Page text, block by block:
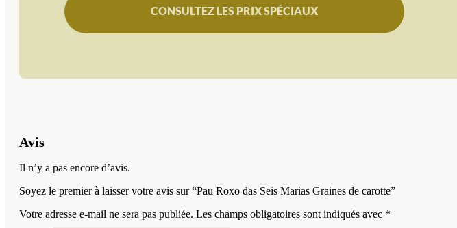
CONSULTEZ LES PRIX SPÉCIAUX
Avis
Il n’y a pas encore d’avis.
Soyez le premier à laisser votre avis sur “Pau Roxo das Seis Marias Graines de carotte”
Votre adresse e-mail ne sera pas publiée. Les champs obligatoires sont indiqués avec *